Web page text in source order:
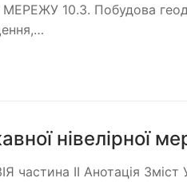
10.3. Побудова
нівелірної
частина ІІ Анотація